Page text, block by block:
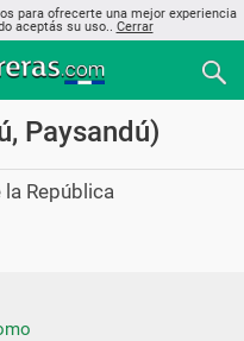
para ofrecerte una mejor experiencia
aceptás su uso.. Cerrar
Paysandú)
República